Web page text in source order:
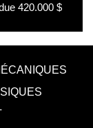
420.000 $